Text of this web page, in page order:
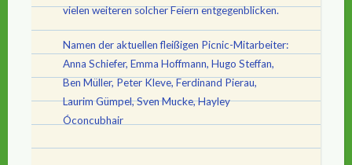
vielen weiteren solcher Feiern entgegenblicken.
Namen der aktuellen fleißigen Picnic-Mitarbeiter:
Anna Schiefer, Emma Hoffmann, Hugo Steffan,
Ben Müller, Peter Kleve, Ferdinand Pierau,
Laurim Gümpel, Sven Mucke, Hayley
Óconcubhair